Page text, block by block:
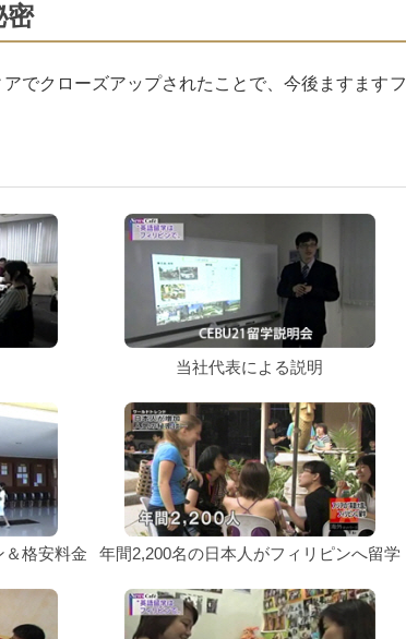
密
でクローズアップされたことで、今後ますますフ
当社代表による説明
＆格安料金 年間2,200名の日本人がフィリピンへ留学